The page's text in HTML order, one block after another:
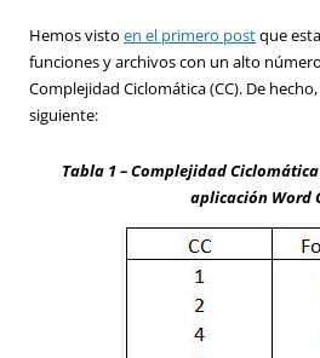
Hemos visto en el primero postque
funciones y archivos con un alto
Complejidad Ciclomática (CC). De
siguiente:
Tabla 1 – Complejidad
aplicación Word